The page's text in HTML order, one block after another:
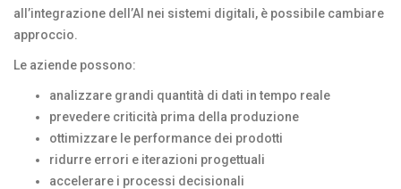
all’integrazione dell’AI nei sistemi digitali, è possibile cambiare
approccio.
Le aziende possono:
analizzare grandi quantità di dati in tempo reale
prevedere criticità prima della produzione
ottimizzare le performance dei prodotti
ridurre errori e iterazioni progettuali
accelerare i processi decisionali